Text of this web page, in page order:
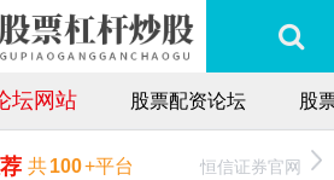
坛网站 股票配资论坛 股
共100+平台 恒信证券官网